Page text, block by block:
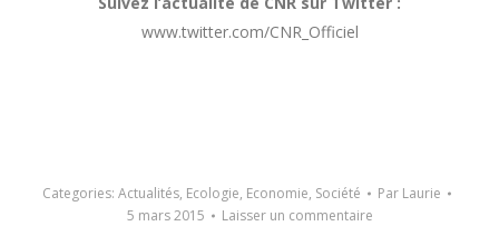
www.twitter.com/CNR_Officiel
Categories: Actualités, Ecologie, Economie, Société Par Laurie
5 mars 2015
Laisser un commentaire